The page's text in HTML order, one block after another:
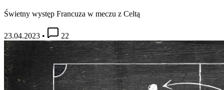
Świetny występ Francuza w meczu z Celtą
23.04.2023 • 22